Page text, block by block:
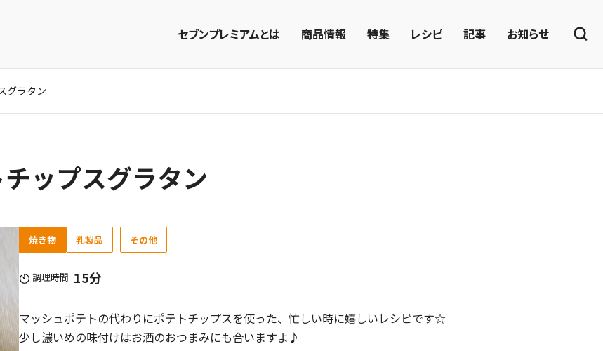
セブンプレミアムとは 商品情報 特集 レシピ 記事 お知らせ
グラタン
ップスグラタン
焼き物 乳製品 その他
調理時間 15分
マッシュポテトの代わりにポテトチップスを使った、忙しい時に嬉しいレシピです☆
少し濃いめの味付けはお酒のおつまみにも合いますよ♪